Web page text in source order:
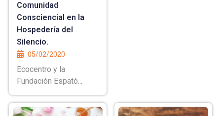
Comunidad
Consciencial en la
Hospedería del
Silencio.
05/02/2020
Ecocentro y la
Fundación Espató...